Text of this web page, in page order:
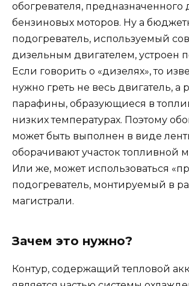
обогревателя, предназначенного
бензиновых моторов. Ну а
подогреватель, используемый
дизельным двигателем, устроен
Если говорить о «дизелях», то
нужно греть не весь двигатель, а
парафины, образующиеся в
низких температурах. Поэтому
может быть выполнен в виде
оборачивают участок топливной
Или же, может использоваться
подогреватель, монтируемый в
магистрали.
Зачем это нужно?
Контур, содержащий тепловой